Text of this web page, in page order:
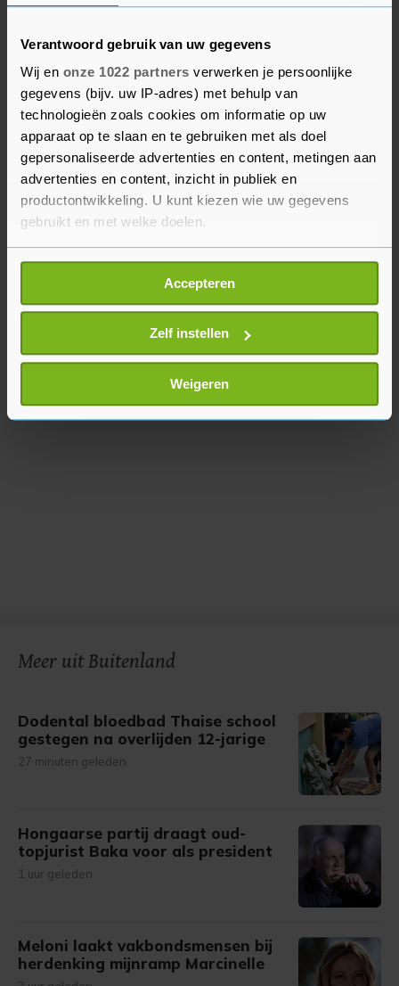
Verantwoord gebruik van uw gegevens
Wij en onze 1022 partners verwerken je persoonlijke
gegevens (bijv. uw IP-adres) met behulp van
technologieën zoals cookies om informatie op uw
apparaat op te slaan en te gebruiken met als doel
gepersonaliseerde advertenties en content, metingen aan
advertenties en content, inzicht in publiek en
productontwikkeling. U kunt kiezen wie uw gegevens
gebruikt en met welke doelen.
Als u het toestaat, willen we ook graag:
Informatie verzamelen over uw geografische
locatie, die tot een paar meter nauwkeurig kan zijn
Uw apparaat identificeren door het actief te
scannen op specifieke eigenschappen (fingerprinting)
Lees meer over hoe uw persoonlijke gegevens worden
verwerkt en stel uw voorkeuren in het
U kunt uw toestemming op elk moment wijzigen of
Accepteren
Zelf instellen
Weigeren
Het is niet bekend hoe groot het wapenarsenaal
van de Amerikanen is. Maar volgens
onderzoekers van het Small Arms Survey staat
de VS met 120,5 vuurwapens per honderd
inwoners ver bovenaan de lijst van staten met
gewapende burgers (cijfers 2017). Op nummer
twee staat Jemen met een schamele 52,8
vuurwapens per honderd inwoners. In Jemen
hebben burgers in beginsel het recht op het bezit
van "alle noodzakelijke" vuurwapens bestemd
voor zelfverdediging of jacht.
Meer uit Buitenland
Dodental bloedbad Thaise school
gestegen na overlijden 12-jarige
27 minuten geleden
Hongaarse partij draagt oud-
topjurist Baka voor als president
1 uur geleden
Meloni laakt vakbondsmensen bij
herdenking mijnramp Marcinelle